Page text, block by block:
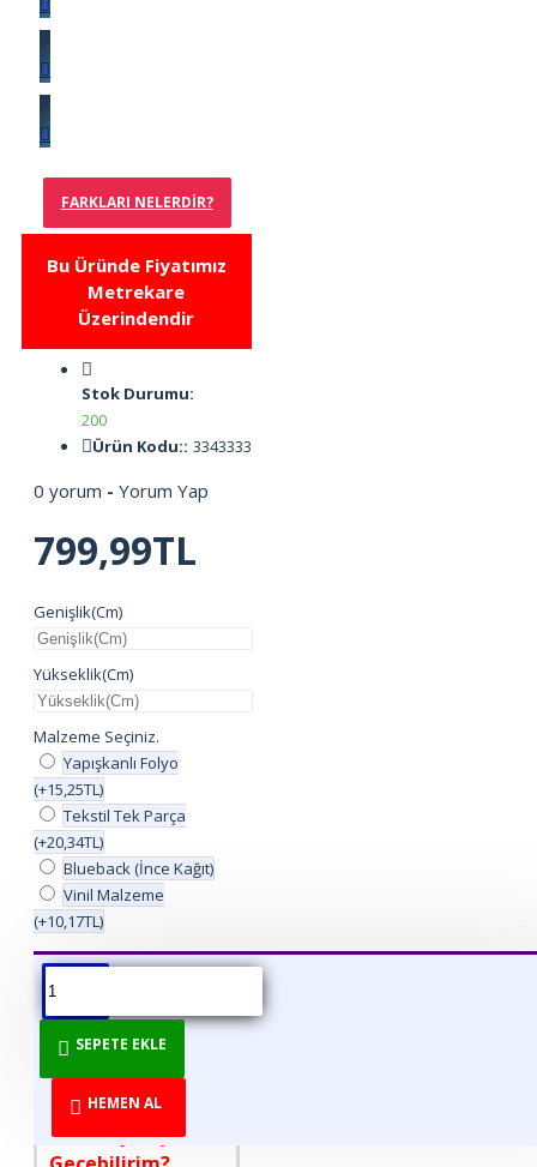
FARKLARI NELERDIR?
Bu Üründe Fiyatımız
Metrekare
Üzerindendir
Stok Durumu:
200
Ürün Kodu:: 3343333
0 yorum - Yorum Yap
799,99TL
Genişlik(Cm)
Yükseklik(Cm)
Malzeme Seçiniz.
Yapışkanlı Folyo
(+15,25TL)
Tekstil Tek Parça
(+20,34TL)
Blueback (İnce Kağıt)
Vinil Malzeme
(+10,17TL)
SEPETE EKLE
HEMEN AL
ÜRÜN BILGISI ÜRÜN YORUMLARI
DİREKT ÜRETİCİDEN
TÜKETİCİYE!
Nasıl Sipariş